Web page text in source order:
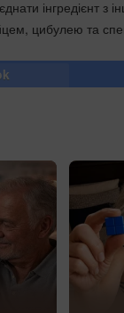
інгредієнт
цибулею та